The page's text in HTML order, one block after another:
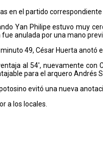
en el partido
Yan Philipe estuvo muy
anulada por una mano
49, César Huerta anotó
al 54′, nuevamente
para el arquero Andrés
evitó una nueva
a los locales.